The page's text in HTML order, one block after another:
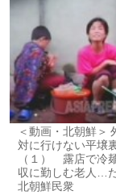
＜動画・北朝鮮＞
対に行けない平壌
（１） 露店で冷
収に勤しむ老人…
北朝鮮民衆